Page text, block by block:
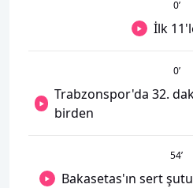
0’
İlk
0’
Trabzonspor'da 32.
birden
54’
Bakasetas'ın sert